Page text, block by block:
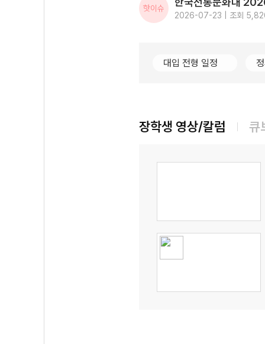
핫이슈
2026-07-23 | 조회
대입 전형 일정
장학생 영상/칼럼 큐